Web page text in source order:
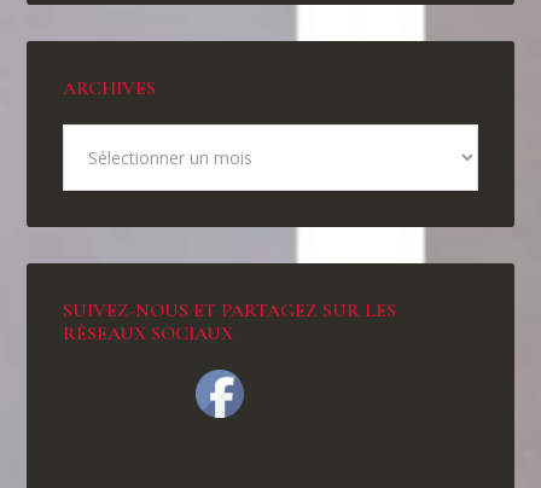
ARCHIVES
SUIVEZ-NOUS ET PARTAGEZ SUR LES
RÉSEAUX SOCIAUX